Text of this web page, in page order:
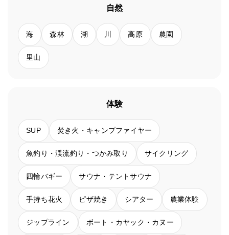
自然
海 森林 湖 川 高原 農園
里山
体験
SUP 焚き火・キャンプファイヤー
魚釣り・渓流釣り・つかみ取り サイクリング
四輪バギー サウナ・テントサウナ
手持ち花火 ピザ焼き シアター 農業体験
ジップライン ボート・カヤック・カヌー